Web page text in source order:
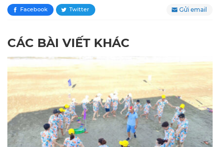
Facebook Twitter Gửi email
CÁC BÀI VIẾT KHÁC